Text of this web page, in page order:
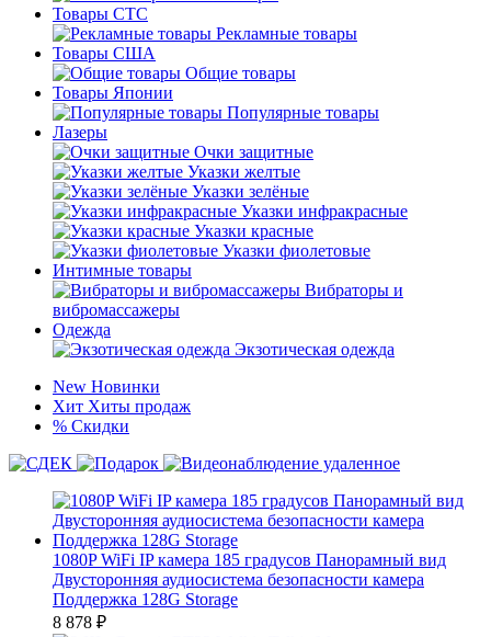
Товары СТС
Рекламные товары
Товары США
Общие товары
Товары Японии
Популярные товары
Лазеры
Очки защитные
Указки желтые
Указки зелёные
Указки инфракрасные
Указки красные
Указки фиолетовые
Интимные товары
Вибраторы и
вибромассажеры
Одежда
Экзотическая одежда
New Новинки
Хит Хиты продаж
% Скидки
1080P WiFi IP камера 185 градусов Панорамный вид
Двусторонняя аудиосистема безопасности камера
Поддержка 128G Storage
8 878 ₽